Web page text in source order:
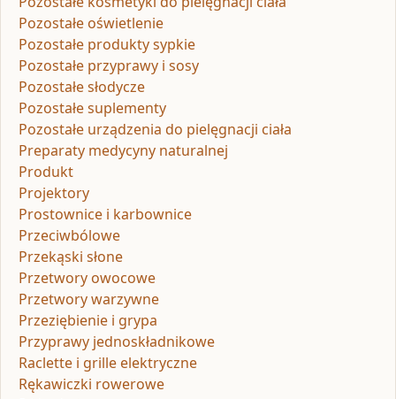
Pozostałe oświetlenie
Pozostałe produkty sypkie
Pozostałe przyprawy i sosy
Pozostałe słodycze
Pozostałe suplementy
Pozostałe urządzenia do pielęgnacji ciała
Preparaty medycyny naturalnej
Produkt
Projektory
Prostownice i karbownice
Przeciwbólowe
Przekąski słone
Przetwory owocowe
Przetwory warzywne
Przeziębienie i grypa
Przyprawy jednoskładnikowe
Raclette i grille elektryczne
Rękawiczki rowerowe